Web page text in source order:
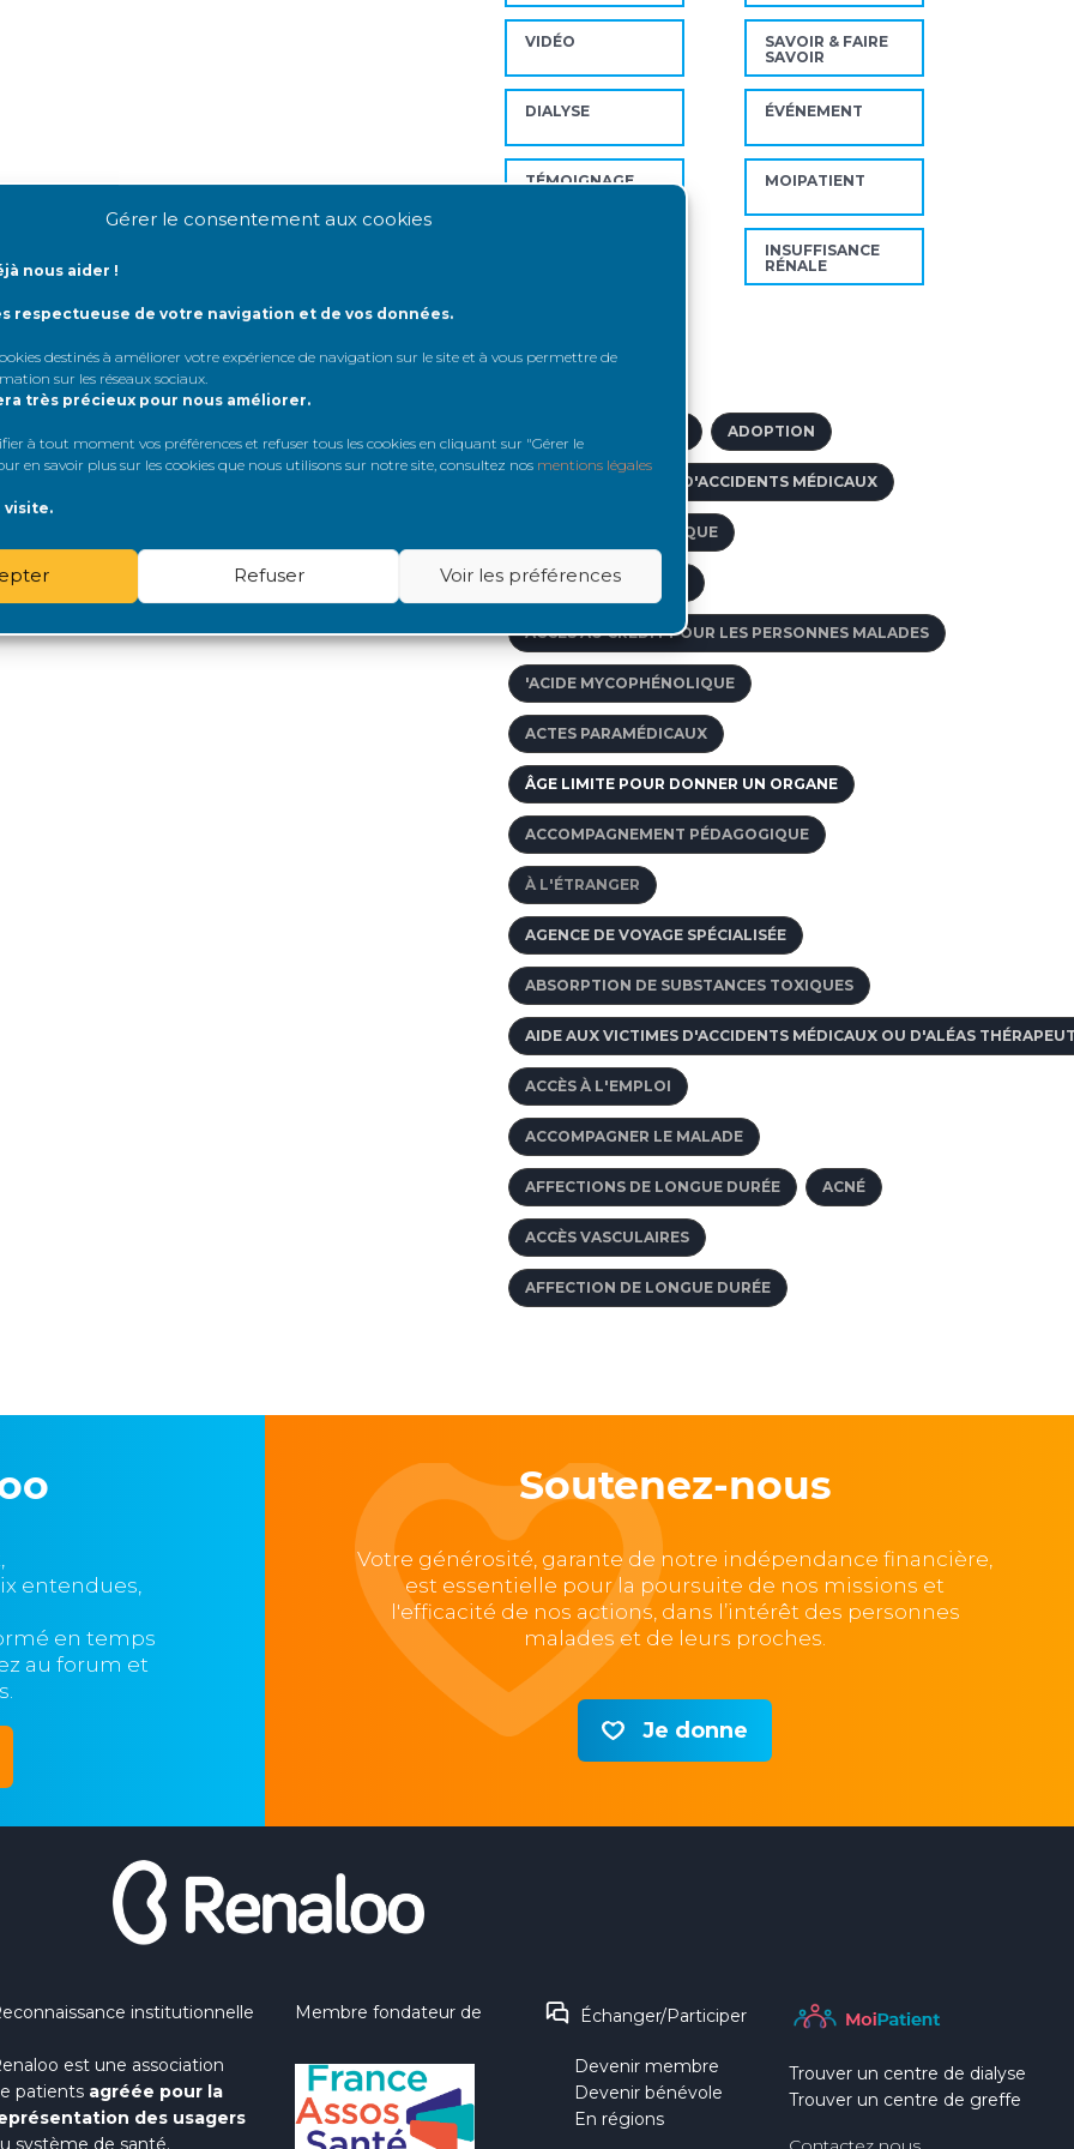
Gérer le consentement aux cookies
nous aider !
respectueuse de votre navigation et de vos données.
destinés à améliorer votre expérience de navigation sur le site et à vous permettre de
sur les réseaux sociaux
très précieux pour nous améliorer.
à tout moment vos préférences et refuser tous les cookies en cliquant sur "Gérer le
en savoir plus sur les cookies que nous utilisons sur notre site, consultez nos mentions légales
visite.
Refuser Voir les préférences
VIDÉO
SAVOIR & FAIRE
SAVOIR
DIALYSE ÉVÉNEMENT
TÉMOIGNAGE MOIPATIENT
INSUFFISANCE
RÉNALE
Mots-clés
ADOPTION
AIDE AUX VICTIMES D'ACCIDENTS MÉDICAUX
ACIDOSE MÉTABOLIQUE
ACTIVITÉ DE GREFFE
ACCÈS AU CRÉDIT POUR LES PERSONNES MALADES
'ACIDE MYCOPHÉNOLIQUE
ACTES PARAMÉDICAUX
ÂGE LIMITE POUR DONNER UN ORGANE
ACCOMPAGNEMENT PÉDAGOGIQUE
À L'ÉTRANGER
AGENCE DE VOYAGE SPÉCIALISÉE
ABSORPTION DE SUBSTANCES TOXIQUES
AIDE AUX VICTIMES D'ACCIDENTS MÉDICAUX OU D'ALÉAS
ACCÈS À L'EMPLOI
ACCOMPAGNER LE MALADE
AFFECTIONS DE LONGUE DURÉE ACNÉ
ACCÈS VASCULAIRES
AFFECTION DE LONGUE DURÉE
entendues,
en temps
au forum et
Soutenez-nous
Votre générosité, garante de notre indépendance financière,
est essentielle pour la poursuite de nos missions et
l'efficacité de nos actions, dans l’intérêt des personnes
malades et de leurs proches.
Je donne
institutionnelle
est une association
patients agréée pour la
des usagers
système de santé.
Membre fondateur de Échanger/Participer
Devenir membre
Devenir bénévole
En régions
Trouver un centre de dialyse
Trouver un centre de greffe